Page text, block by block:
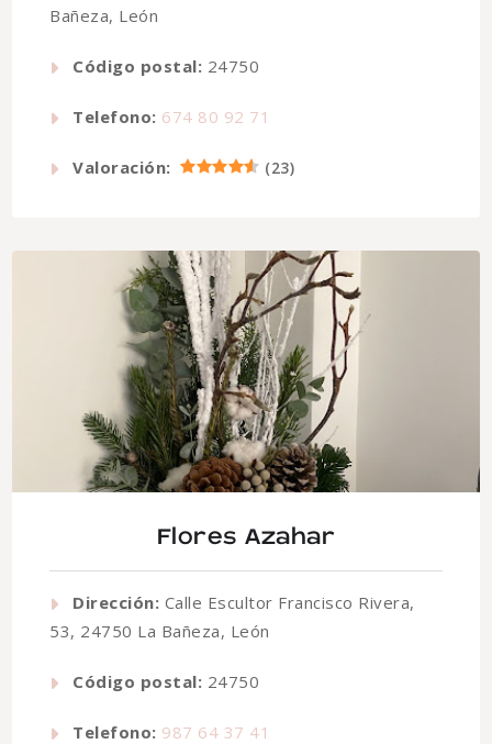
Bañeza, León
Código postal: 24750
Telefono: 674 80 92 71
Valoración: (23)
Flores Azahar
Dirección: Calle Escultor Francisco Rivera,
53, 24750 La Bañeza, León
Código postal: 24750
Telefono: 987 64 37 41